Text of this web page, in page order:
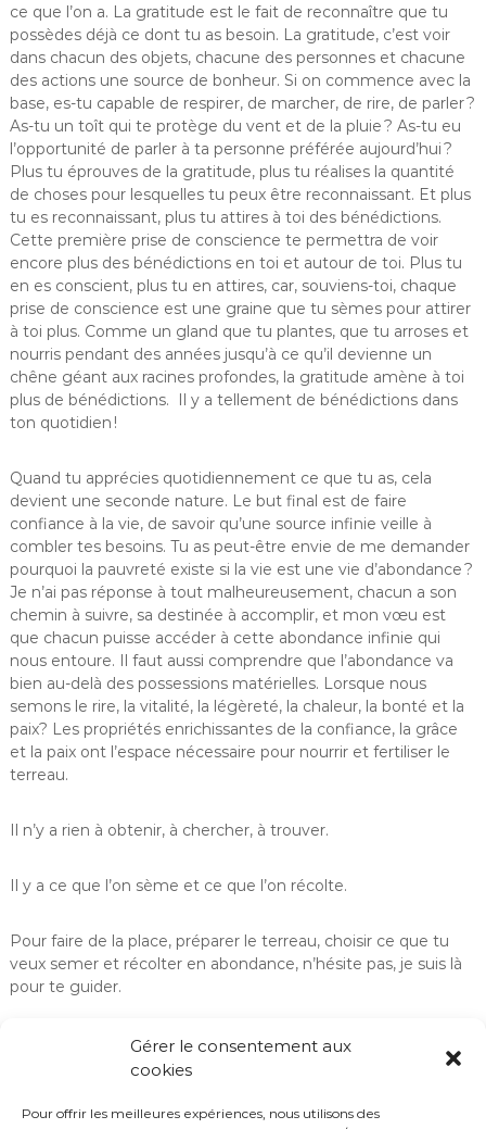
Gérer le consentement aux
cookies
Pour offrir les meilleures expériences, nous utilisons des
ce que l’on a. La gratitude est le fait de reconnaître que tu
possèdes déjà ce dont tu as besoin. La gratitude, c’est voir
dans chacun des objets, chacune des personnes et chacune
des actions une source de bonheur. Si on commence avec la
base, es-tu capable de respirer, de marcher, de rire, de parler ?
As-tu un toît qui te protège du vent et de la pluie ? As-tu eu
l’opportunité de parler à ta personne préférée aujourd’hui ?
Plus tu éprouves de la gratitude, plus tu réalises la quantité
de choses pour lesquelles tu peux être reconnaissant. Et plus
tu es reconnaissant, plus tu attires à toi des bénédictions.
Cette première prise de conscience te permettra de voir
encore plus des bénédictions en toi et autour de toi. Plus tu
en es conscient, plus tu en attires, car, souviens-toi, chaque
prise de conscience est une graine que tu sèmes pour attirer
à toi plus. Comme un gland que tu plantes, que tu arroses et
nourris pendant des années jusqu’à ce qu’il devienne un
chêne géant aux racines profondes, la gratitude amène à toi
plus de bénédictions. Il y a tellement de bénédictions dans
ton quotidien !
Quand tu apprécies quotidiennement ce que tu as, cela
devient une seconde nature. Le but final est de faire
confiance à la vie, de savoir qu’une source infinie veille à
combler tes besoins. Tu as peut-être envie de me demander
pourquoi la pauvreté existe si la vie est une vie d’abondance ?
Je n’ai pas réponse à tout malheureusement, chacun a son
chemin à suivre, sa destinée à accomplir, et mon vœu est
que chacun puisse accéder à cette abondance infinie qui
nous entoure. Il faut aussi comprendre que l’abondance va
bien au-delà des possessions matérielles. Lorsque nous
semons le rire, la vitalité, la légèreté, la chaleur, la bonté et la
paix? Les propriétés enrichissantes de la confiance, la grâce
et la paix ont l’espace nécessaire pour nourrir et fertiliser le
terreau.
Il n’y a rien à obtenir, à chercher, à trouver.
Il y a ce que l’on sème et ce que l’on récolte.
Pour faire de la place, préparer le terreau, choisir ce que tu
veux semer et récolter en abondance, n’hésite pas, je suis là
pour te guider.